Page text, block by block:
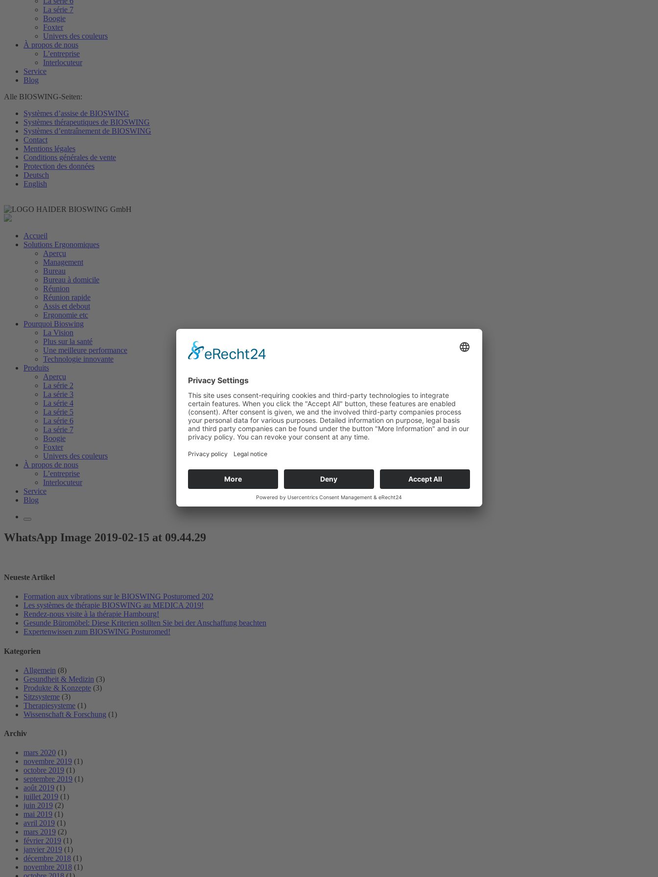
La série 7
Boogie
Foxter
Univers des couleurs
À propos de nous
L’entreprise
Interlocuteur
Service
Blog
Alle BIOSWING-Seiten:
Systèmes d’assise de BIOSWING
Systèmes thérapeutiques de BIOSWING
Systèmes d’entraînement de BIOSWING
Contact
Mentions légales
Conditions générales de vente
Protection des données
Deutsch
English
Accueil
Solutions Ergonomiques
Aperçu
Management
Bureau
Bureau à domicile
Réunion
Réunion rapide
Assis et debout
Ergonomie etc
Pourquoi Bioswing
La Vision
Plus sur la santé
Une meilleure performance
Technologie innovante
Produits
Aperçu
La série 2
La série 3
La série 4
La série 5
La série 6
La série 7
Boogie
Foxter
Univers des couleurs
À propos de nous
L’entreprise
Interlocuteur
Service
Blog
WhatsApp Image 2019-02-15 at 09.44.29
Neueste Artikel
Formation aux vibrations sur le BIOSWING Posturomed 202
Les systèmes de thérapie BIOSWING au MEDICA 2019!
Rendez-nous visite à la thérapie Hambourg!
Gesunde Büromöbel: Diese Kriterien sollten Sie bei der Anschaffung beachten
Expertenwissen zum BIOSWING Posturomed!
Kategorien
Allgemein (8)
Gesundheit & Medizin (3)
Produkte & Konzepte (3)
Sitzsysteme (3)
Therapiesysteme (1)
Wissenschaft & Forschung (1)
Archiv
mars 2020 (1)
novembre 2019 (1)
octobre 2019 (1)
septembre 2019 (1)
août 2019 (1)
juillet 2019 (1)
juin 2019 (2)
mai 2019 (1)
avril 2019 (1)
mars 2019 (2)
février 2019 (1)
janvier 2019 (1)
décembre 2018 (1)
novembre 2018 (1)